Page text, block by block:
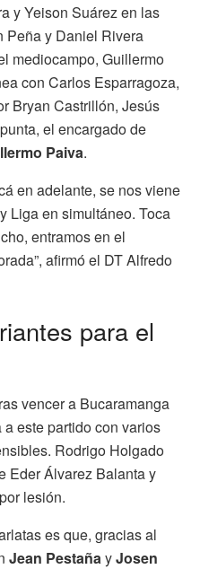
y Yeison Suárez en las
Peña y Daniel Rivera
mediocampo, Guillermo
con Carlos Esparragoza,
Bryan Castrillón, Jesús
el encargado de
Paiva.
en adelante, se nos viene
Liga en simultáneo. Toca
entramos en el
afirmó el DT Alfredo
para el
vencer a Bucaramanga
este partido con varios
Rodrigo Holgado
Eder Álvarez Balanta y
lesión.
es que, gracias al
Jean PestañayJosen